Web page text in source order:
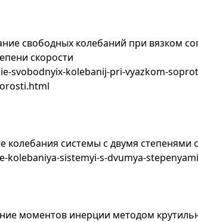
свободных колебаний при вязком
скорости
svobodnyix-kolebanij-pri-vyazkom-
колебания системы с двумя степенями
kolebaniya-sistemyi-s-dvumya-
моментов инерции методом